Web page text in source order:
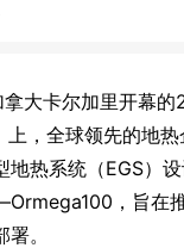
拿大卡尔加里开幕
，全球领先的地
地热系统（EGS）
，旨在
。